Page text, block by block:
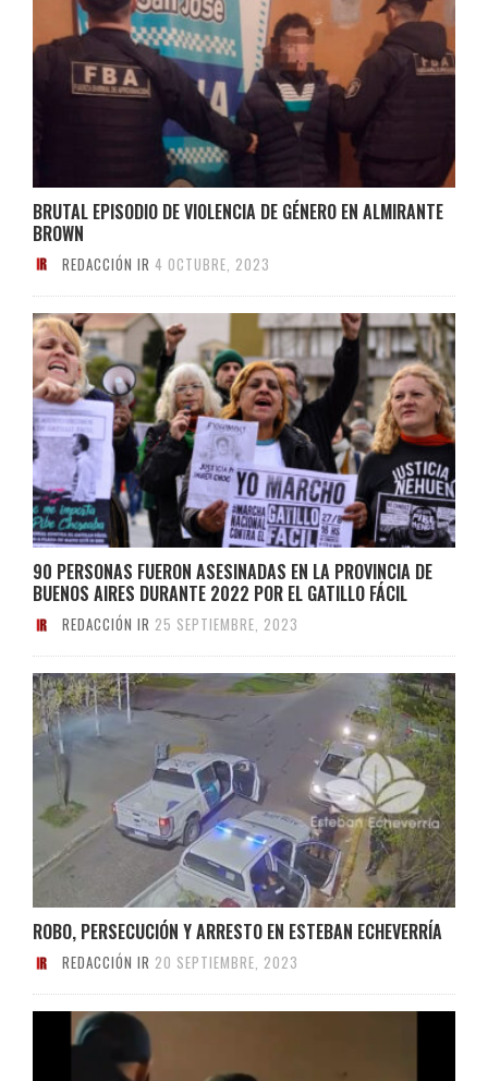
BRUTAL EPISODIO DE VIOLENCIA DE GÉNERO EN ALMIRANTE
BROWN
REDACCIÓN IR 4 OCTUBRE, 2023
90 PERSONAS FUERON ASESINADAS EN LA PROVINCIA DE
BUENOS AIRES DURANTE 2022 POR EL GATILLO FÁCIL
REDACCIÓN IR 25 SEPTIEMBRE, 2023
ROBO, PERSECUCIÓN Y ARRESTO EN ESTEBAN ECHEVERRÍA
REDACCIÓN IR 20 SEPTIEMBRE, 2023